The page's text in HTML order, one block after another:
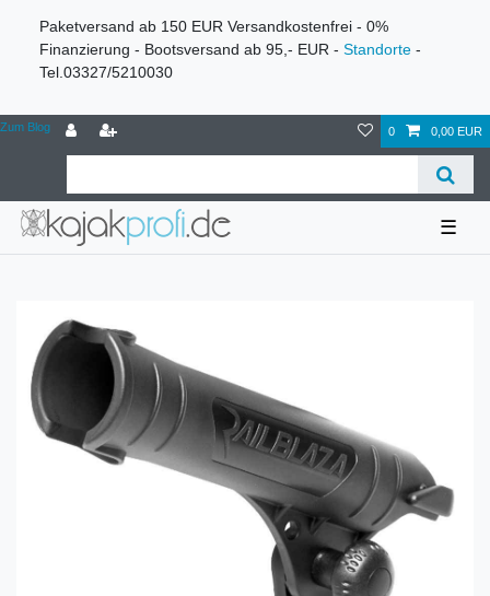
Paketversand ab 150 EUR Versandkostenfrei - 0%
Finanzierung - Bootsversand ab 95,- EUR - Standorte -
Tel.03327/5210030
Zum Blog 0 0,00 EUR
☰